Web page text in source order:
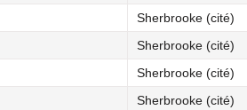
Sherbrooke (cité)
Sherbrooke (cité)
Sherbrooke (cité)
Sherbrooke (cité)